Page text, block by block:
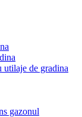
de gradina
gazonul